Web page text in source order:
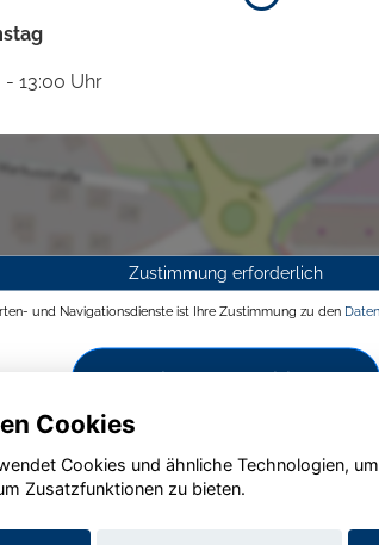
- 13:00 Uhr
Zustimmung erforderlich
und Navigationsdienste ist Ihre Zustimmung zu den
Cookies
Cookies und ähnliche Technologien,
Zusatzfunktionen zu bieten.